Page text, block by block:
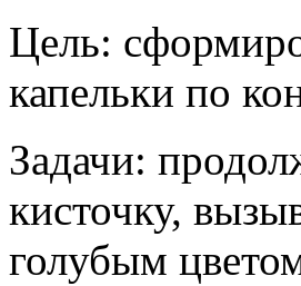
Цель:
капельки по
Задачи:
кисточку,
голубым